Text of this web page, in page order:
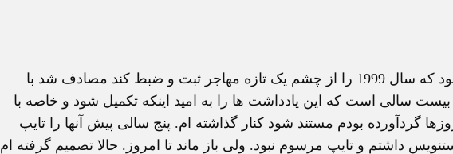
یادداشتهای روزانه من که مقصد آن بود که سال 1999 را از چشم یک تازه مهاجر ثبت و ضبط کند مصادف شد با
سالی است که این یادداشت ها را به امید اینکه تکمیل شود و خاصه با
گردآورده بودم مستند شود کنار گذاشته ام. پنج سالی پیش آنها را تایپ
داشتم و تایپ مرسوم نبود. ولی باز ماند تا امروز. حالا تصمیم گرفته ام